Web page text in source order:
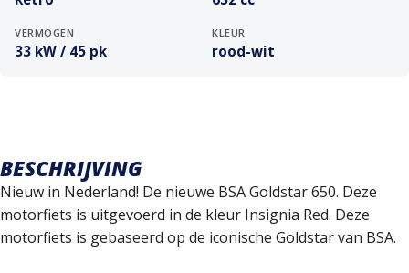
VERMOGEN
33 kW / 45 pk
KLEUR
rood-wit
BESCHRIJVING
Nieuw in Nederland! De nieuwe BSA Goldstar 650. Deze
motorfiets is uitgevoerd in de kleur Insignia Red. Deze
motorfiets is gebaseerd op de iconische Goldstar van BSA.